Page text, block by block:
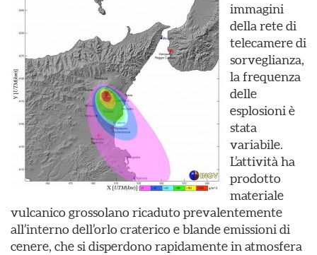
immagini
della rete di
telecamere di
sorveglianza,
la frequenza
delle
esplosioni è
stata
variabile.
L’attività ha
prodotto
materiale
vulcanico grossolano ricaduto prevalentemente
all’interno dell’orlo craterico e blande emissioni di
cenere, che si disperdono rapidamente in atmosfera